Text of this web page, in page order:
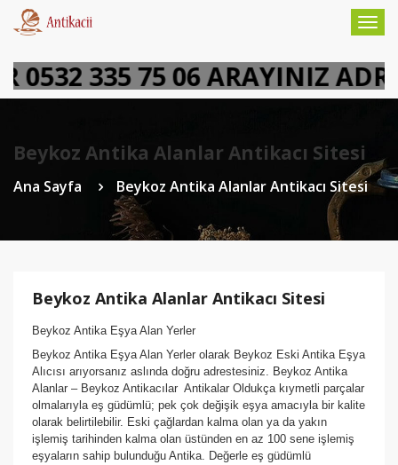
335 75 06 ARAYINIZ
Beykoz Antika Alanlar Antikacı Sitesi
Ana Sayfa Beykoz Antika Alanlar Antikacı Sitesi
Beykoz Antika Alanlar Antikacı Sitesi
Beykoz Antika Eşya Alan Yerler
Beykoz Antika Eşya Alan Yerler olarak Beykoz Eski Antika Eşya
Alıcısı arıyorsanız aslında doğru adrestesiniz. Beykoz Antika
Alanlar – Beykoz Antikacılar Antikalar Oldukça kıymetli parçalar
olmalarıyla eş güdümlü; pek çok değişik eşya amacıyla bir kalite
olarak belirtilebilir. Eski çağlardan kalma olan ya da yakın
işlemiş tarihinden kalma olan üstünden en az 100 sene işlemiş
eşyaların sahip bulunduğu Antika. Değerle eş güdümlü